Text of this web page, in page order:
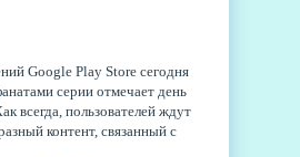
Google Play Store сегодня
серии отмечает день
всегда, пользователей ждут
контент, связанный с